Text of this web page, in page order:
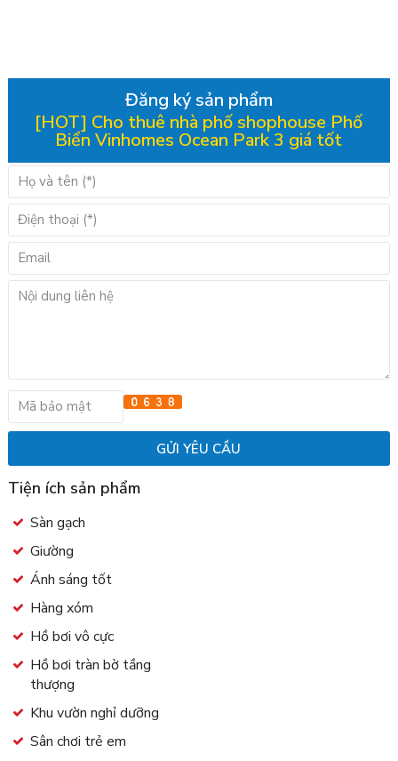
Đăng ký sản phẩm
[HOT] Cho thuê nhà phố shophouse Phố
Biển Vinhomes Ocean Park 3 giá tốt
Tiện ích sản phẩm
Sàn gạch
Giường
Ánh sáng tốt
Hàng xóm
Hồ bơi vô cực
Hồ bơi tràn bờ tầng
thượng
Khu vườn nghỉ dưỡng
Sân chơi trẻ em